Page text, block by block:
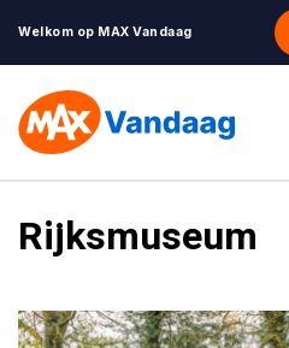
Welkom op MAX Vandaag
Rijksmuseum